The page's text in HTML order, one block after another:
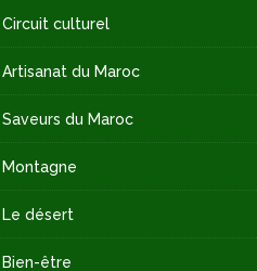
Circuit culturel
Artisanat du Maroc
Saveurs du Maroc
Montagne
Le désert
Bien-être